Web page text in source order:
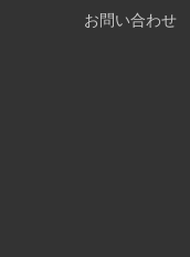
お問い合わせ